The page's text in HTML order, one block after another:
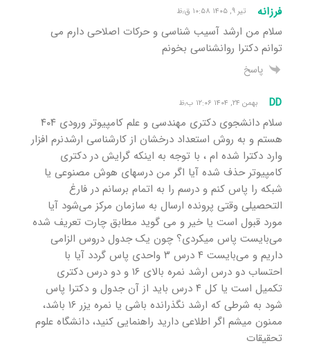
فرزانه تیر ۹, ۱۴۰۵ ۱۰:۵۸ ق٫ظ
سلام من ارشد آسیب شناسی و حرکات اصلاحی دارم می
توانم دکترا روانشناسی بخونم
پاسخ
DD بهمن ۲۴, ۱۴۰۴ ۱۲:۰۶ ب٫ظ
سلام دانشجوی دکتری مهندسی و علم کامپیوتر ورودی ۴۰۴
هستم و به روش استعداد درخشان از کارشناسی ارشدنرم افزار
وارد دکترا شده ام ، با توجه به اینکه گرایش در دکتری
کامپیوتر حذف شده آیا اگر من درسهای هوش مصنوعی یا
شبکه را پاس کنم و درسم را به اتمام برسانم در فارغ
التحصیلی وقتی پرونده ارسال به سازمان مرکز می‌شود آیا
مورد قبول است یا خیر و می گوید مطابق چارت تعریف شده
می‌بایست پاس میکردی؟ چون یک جدول دروس الزامی
داریم و می‌بایست ۴ درس ۳ واحدی پاس گردد آیا با
احتساب دو درس ارشد نمره بالای ۱۶ و دو درس دکتری
تکمیل است یا کل ۴ درس باید از آن جدول و دکترا پاس
شود به شرطی که ارشد نگذرانده باشی یا نمره یزر ۱۶ باشد،
ممنون میشم اگر اطلاعی دارید راهنمایی کنید، دانشگاه علوم
تحقیقات